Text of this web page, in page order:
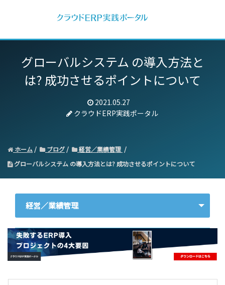
グローバルシステム の導入方法と
は? 成功させるポイントについて
2021.05.27
クラウドERP実践ポータル
ホーム ブログ
経営／業績管理
グローバルシステム の導入方法とは? 成功させるポイントについて
経営／業績管理
ERP
会計